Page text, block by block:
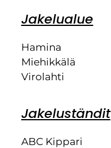
Jakelualue
Hamina
Miehikkälä
Virolahti
Jakeluständit
ABC Kippari